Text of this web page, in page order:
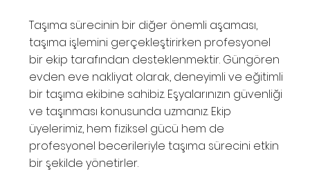
Taşıma sürecinin bir diğer önemli aşaması,
taşıma işlemini gerçekleştirirken profesyonel
bir ekip tarafından desteklenmektir. Güngören
evden eve nakliyat olarak, deneyimli ve eğitimli
bir taşıma ekibine sahibiz. Eşyalarınızın güvenliği
ve taşınması konusunda uzmanız. Ekip
üyelerimiz, hem fiziksel gücü hem de
profesyonel becerileriyle taşıma sürecini etkin
bir şekilde yönetirler.